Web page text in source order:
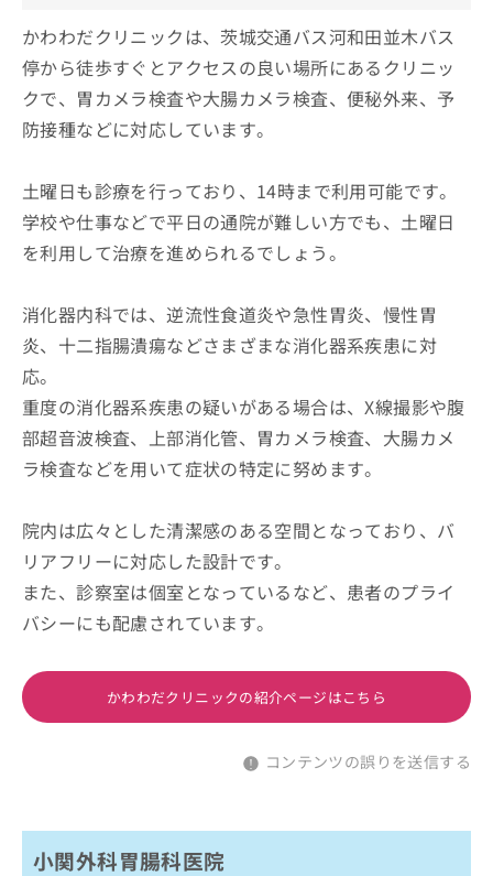
かわわだクリニックは、茨城交通バス河和田並木バス
停から徒歩すぐとアクセスの良い場所にあるクリニッ
クで、胃カメラ検査や大腸カメラ検査、便秘外来、予
防接種などに対応しています。
土曜日も診療を行っており、14時まで利用可能です。
学校や仕事などで平日の通院が難しい方でも、土曜日
を利用して治療を進められるでしょう。
消化器内科では、逆流性食道炎や急性胃炎、慢性胃
炎、十二指腸潰瘍などさまざまな消化器系疾患に対
応。
重度の消化器系疾患の疑いがある場合は、X線撮影や腹
部超音波検査、上部消化管、胃カメラ検査、大腸カメ
ラ検査などを用いて症状の特定に努めます。
院内は広々とした清潔感のある空間となっており、バ
リアフリーに対応した設計です。
また、診察室は個室となっているなど、患者のプライ
バシーにも配慮されています。
かわわだクリニックの紹介ページはこちら
コンテンツの誤りを送信する
小関外科胃腸科医院